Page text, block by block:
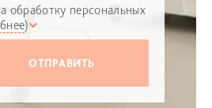
обработку персональных
)